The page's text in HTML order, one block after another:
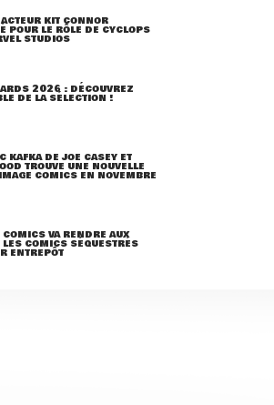
KIT CONNOR
POUR LE RÔLE DE CYCLOPS
STUDIOS
2026 : DÉCOUVREZ
DE LA SÉLECTION !
KAFKA DE JOE CASEY ET
TROUVE UNE NOUVELLE
COMICS EN NOVEMBRE
VA RENDRE AUX
LES COMICS SÉQUESTRÉS
ENTREPÔT